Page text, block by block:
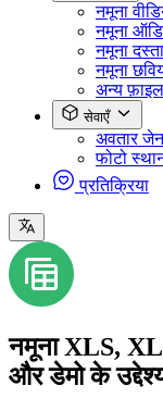
नमूना
नमूना
नमूना
नमूना
अन्य
सेवाएँ
अवतार
फोटो
प्रतिक्रिया
नमूना XLS,
और डेमो के